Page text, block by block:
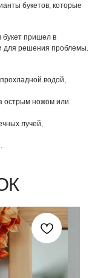
букетов, которые
букет пришел в
для решения проблемы.
водой,
острым ножом или
лучей,